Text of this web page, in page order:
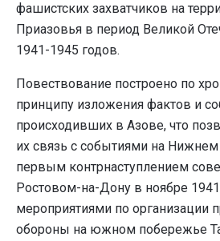
фашистских захватчиков на
Приазовья в период Великой
1941-1945 годов.
Повествование построено по
принципу изложения фактов и
происходивших в Азове, что
их связь с событиями на Нижнем
первым контрнаступлением
Ростовом-на-Дону в ноябре 1941
мероприятиями по организации
обороны на южном побережье